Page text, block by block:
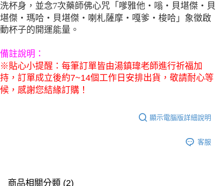
洗杯身，並念7次藥師佛心咒「嗲雅他‧嗡‧貝堪傑‧貝
堪傑‧瑪哈‧貝堪傑‧喇札薩摩‧嘎爹‧梭哈」象徵啟
動杯子的開運能量。
備註說明：
※貼心小提醒：每筆訂單皆由湯鎮瑋老師進行祈福加
持，訂單成立後約7~14個工作日安排出貨，敬請耐心等
候，感謝您結緣訂購！
顯示電腦版詳細說明
客服
商品相關分類 (2)